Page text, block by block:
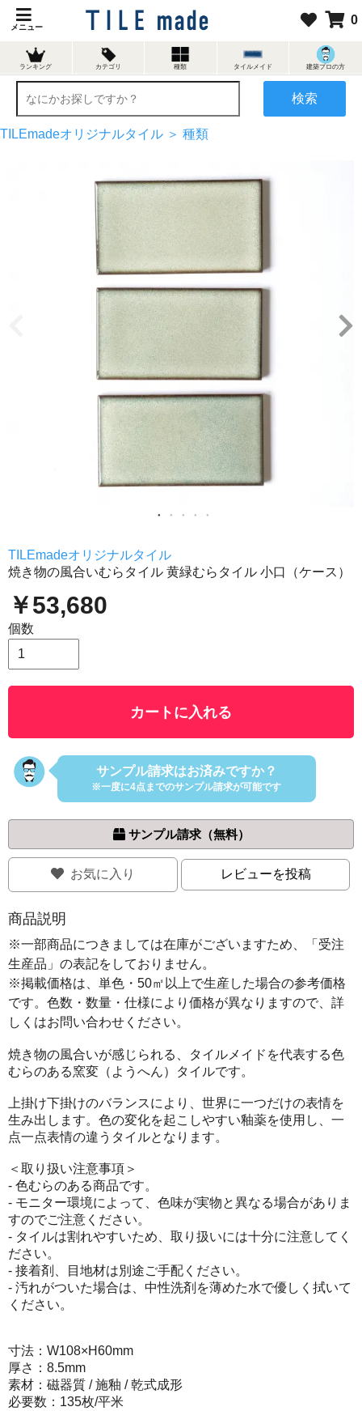
0
メニュー
ランキング カテゴリ 種類 タイルメイド 建築プロの方
検索
TILEmadeオリジナルタイル ＞ 種類
TILEmadeオリジナルタイル
焼き物の風合いむらタイル 黄緑むらタイル 小口（ケース）
￥53,680
個数
カートに入れる
サンプル請求はお済みですか？
※一度に4点までのサンプル請求が可能です
 サンプル請求（無料）
お気に入り レビューを投稿
商品説明
※一部商品につきましては在庫がございますため、「受注
生産品」の表記をしておりません。
※掲載価格は、単色・50㎡以上で生産した場合の参考価格
です。色数・数量・仕様により価格が異なりますので、詳
しくはお問い合わせください。
焼き物の風合いが感じられる、タイルメイドを代表する色
むらのある窯変（ようへん）タイルです。
上掛け下掛けのバランスにより、世界に一つだけの表情を
生み出します。色の変化を起こしやすい釉薬を使用し、一
点一点表情の違うタイルとなります。
＜取り扱い注意事項＞
- 色むらのある商品です。
- モニター環境によって、色味が実物と異なる場合がありま
すのでご注意ください。
- タイルは割れやすいため、取り扱いには十分に注意してく
ださい。
- 接着剤、目地材は別途ご手配ください。
- 汚れがついた場合は、中性洗剤を薄めた水で優しく拭いて
ください。
寸法：W108×H60mm
厚さ：8.5mm
素材：磁器質 / 施釉 / 乾式成形
必要数：135枚/平米